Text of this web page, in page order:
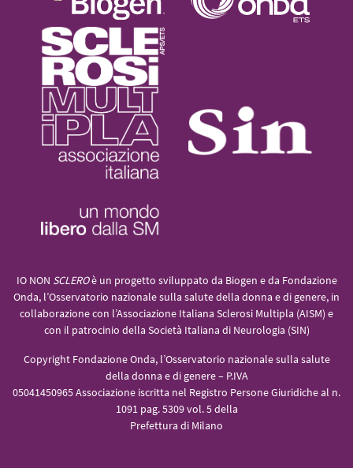
IO NON SCLEROè un progetto sviluppato da Biogen e da Fondazione
Onda, l’Osservatorio nazionale sulla salute della donna e di genere, in
collaborazione con l’Associazione Italiana Sclerosi Multipla (AISM) e
con il patrocinio della Società Italiana di Neurologia (SIN)
Copyright Fondazione Onda, l’Osservatorio nazionale sulla salute
della donna e di genere – P.IVA
05041450965 Associazione iscritta nel Registro Persone Giuridiche al n.
1091 pag. 5309 vol. 5 della
Prefettura di Milano